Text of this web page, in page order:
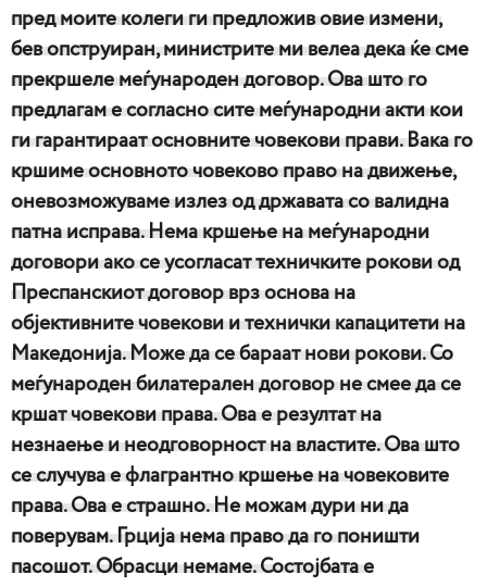
пред моите колеги ги предложив овие измени,
бев опструиран, министрите ми велеа дека ќе сме
прекршеле меѓународен договор. Ова што го
предлагам е согласно сите меѓународни акти кои
ги гарантираат основните човекови прави. Вака го
кршиме основното човеково право на движење,
оневозможуваме излез од државата со валидна
патна исправа. Нема кршење на меѓународни
договори ако се усогласат техничките рокови од
Преспанскиот договор врз основа на
објективните човекови и технички капацитети на
Македонија. Може да се бараат нови рокови. Со
меѓународен билатерален договор не смее да се
кршат човекови права. Ова е резултат на
незнаење и неодговорност на властите. Ова што
се случува е флагрантно кршење на човековите
права. Ова е страшно. Не можам дури ни да
поверувам. Грција нема право да го поништи
пасошот. Обрасци немаме. Состојбата е